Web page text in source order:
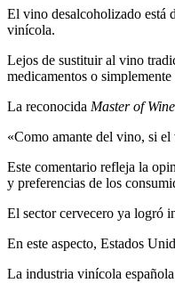
El vino desalcoholizado está
vinícola.
Lejos de sustituir al vino
medicamentos o
La reconocida Master of Wine
«Como amante del vino, si el
Este comentario refleja la
y preferencias de los
El sector cervecero ya logró
En este aspecto, Estados
La industria vinícola